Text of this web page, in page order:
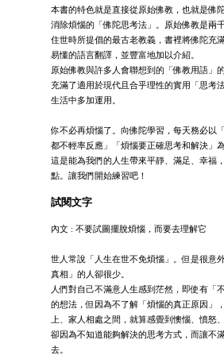
本書的特色就是直接從原始佛教，也就是佛
消除煩惱的「佛陀思考法」。原始佛教是兩
住世時所提倡的最古老教義，書裡將佛陀充
易懂的語言翻譯，並豐富地加以介紹。
原始佛教與許多人會聯想到的「佛教用語」
充滿了適用於現代且合乎理性的實用「思考
生活中多加運用。
你不必再煩惱了。向佛陀學習，每天務必以
都不輕率反應」「煩惱要正確思考和解決」
這是能為我們的人生帶來平靜、滿足、幸福
點。讓我們開始練習吧！
試閱文字
內文 : 不要試圖擺脫煩惱，而要去理解它
世人常說「人生在世不免煩惱」。但是很意
真相」的人卻很少。
人們對自己不滿意人生感到茫然，即使有「
的想法，但因為不了解「煩惱的真正原因」
上、家人相處之間，就算感覺到懊惱、憤怒
卻因為不知道能夠解決的思考方式，而讓不
去。